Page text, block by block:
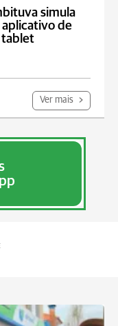
simula
de
tablet
Ver mais